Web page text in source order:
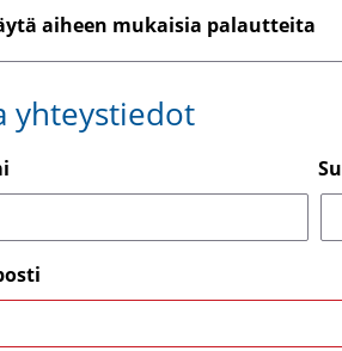
aiheen mukaisia palautteita
yhteystiedot